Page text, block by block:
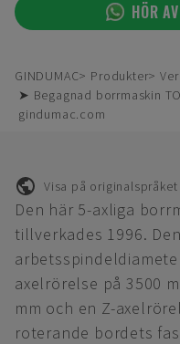
HÖR
GINDUMAC Produkter
➤ Begagnad borrmaskin
gindumac.com
Visa på originalspråket
Den här 5-axliga
tillverkades 1996.
axelrörelse på 3500
mm och en Z-
roterande bordets